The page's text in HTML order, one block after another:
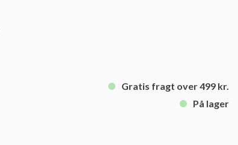
Gratis fragt over 499 kr.
På lager